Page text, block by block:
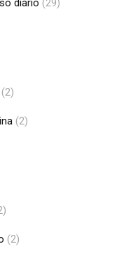
diario (29)
(2)
(2)
(2)